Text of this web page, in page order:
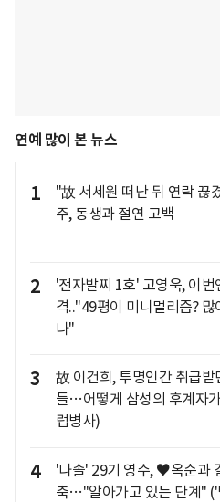
연예 많이 본 뉴스
1
"故 서세원 떠난 뒤 연락
주, 동생과 절연 고백
2
'전자발찌 1호' 고영욱, 이번
격.."49평이 미니멀리즘? 많
나"
3
故 이건희, 투명인간 취급받
들…어떻게 삼성의 후계자
럽병사)
4
'나솔' 29기 영수, ♥옥순과
축…"알아가고 있는 단계"